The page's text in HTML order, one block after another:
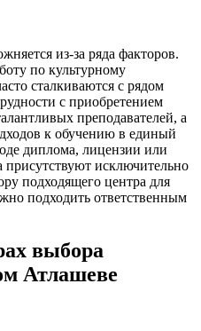
из-за ряда факторов.
по культурному
сталкиваются с рядом
с приобретением
преподавателей, а
к обучению в единый
диплома, лицензии или
присутствуют исключительно
подходящего центра для
подходить ответственным
выбора
Атлашеве